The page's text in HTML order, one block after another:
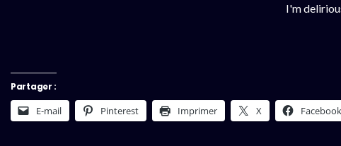
I'm
Partager :
E-mail Pinterest Imprimer X Facebook